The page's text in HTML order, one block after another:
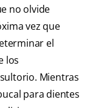
no olvide
vez que
el
los
Mientras
para dientes